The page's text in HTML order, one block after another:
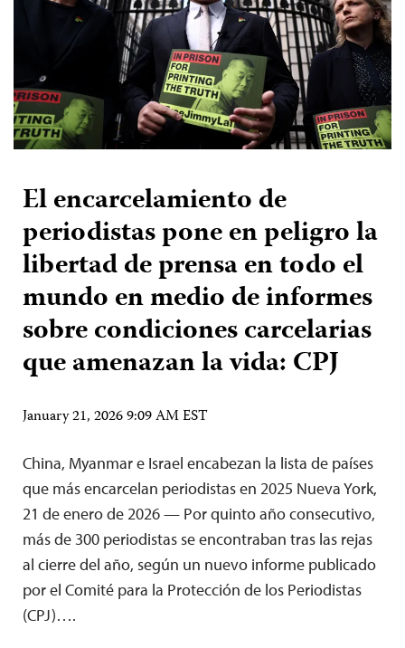
El encarcelamiento de
periodistas pone en peligro la
libertad de prensa en todo el
mundo en medio de informes
sobre condiciones carcelarias
que amenazan la vida: CPJ
January 21, 2026 9:09 AM EST
China, Myanmar e Israel encabezan la lista de países
que más encarcelan periodistas en 2025 Nueva York,
21 de enero de 2026 — Por quinto año consecutivo,
más de 300 periodistas se encontraban tras las rejas
al cierre del año, según un nuevo informe publicado
por el Comité para la Protección de los Periodistas
(CPJ)….